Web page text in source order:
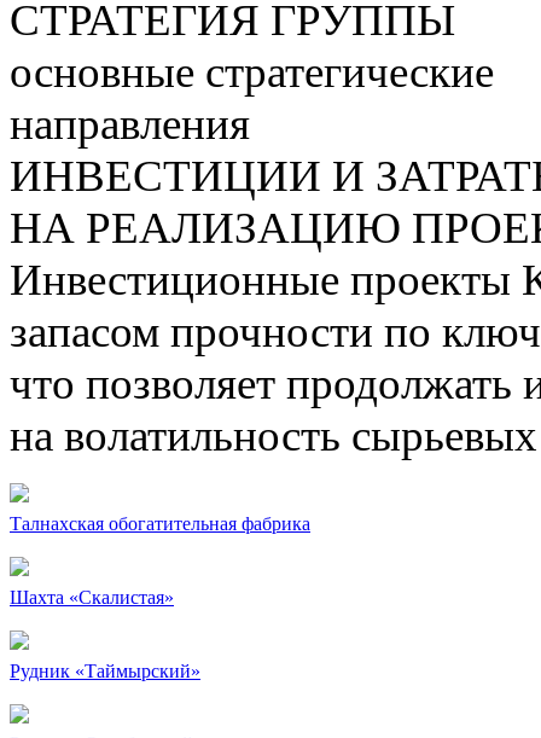
СТРАТЕГИЯ ГРУППЫ
основные стратегические
направления
ИНВЕСТИЦИИ И
НА РЕАЛИЗАЦИЮ
Инвестиционные проекты
запасом прочности по
что позволяет продолжать
на волатильность
Талнахская обогатительная фабрика
Шахта «Скалистая»
Рудник «Таймырский»